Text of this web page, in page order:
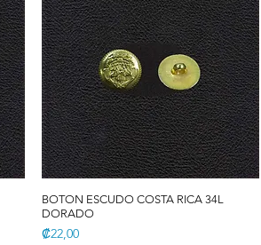
BOTON ESCUDO COSTA RICA 34L
DORADO
Precio
₡22,00